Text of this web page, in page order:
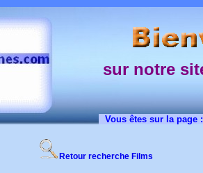
sur notre site
Vous êtes sur la page :
Retour recherche Films